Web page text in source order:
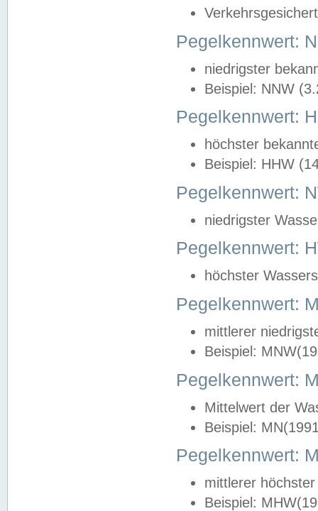
Pegelkennwert:
niedrigster
Beispiel: NNW
Pegelkennwert:
höchster
Beispiel: HHW
Pegelkennwert:
niedrigster
Pegelkennwert:
höchster
Pegelkennwert:
mittlerer
Beispiel:
Pegelkennwert:
Mittelwert der
Beispiel:
Pegelkennwert:
mittlerer
Beispiel: